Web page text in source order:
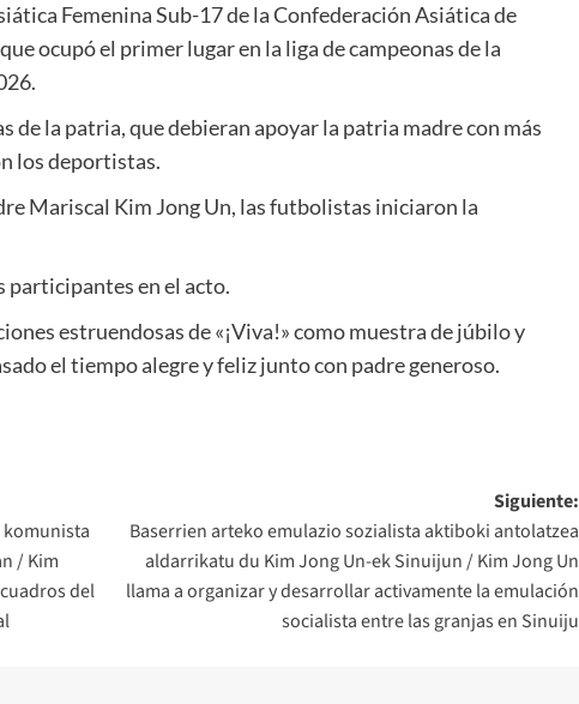
Femenina Sub-17 de la Confederación Asiática de
ocupó el primer lugar en la liga de campeonas de la
de la patria, que debieran apoyar la patria madre con más
los deportistas.
Mariscal Kim Jong Un, las futbolistas iniciaron la
participantes en el acto.
estruendosas de «¡Viva!» como muestra de júbilo y
el tiempo alegre y feliz junto con padre generoso.
/ Kim
del
Siguiente:
Baserrien arteko emulazio sozialista aktiboki antolatzea
aldarrikatu du Kim Jong Un-ek Sinuijun / Kim Jong Un
llama a organizar y desarrollar activamente la emulación
socialista entre las granjas en Sinuiju